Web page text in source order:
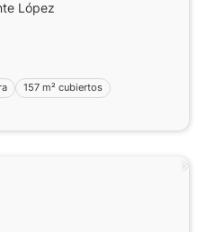
López
157 m² cubiertos